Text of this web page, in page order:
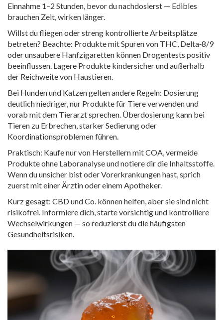
Einnahme 1–2 Stunden, bevor du nachdosierst — Edibles
brauchen Zeit, wirken länger.
Willst du fliegen oder streng kontrollierte Arbeitsplätze
betreten? Beachte: Produkte mit Spuren von THC, Delta‑8/9
oder unsaubere Hanfzigaretten können Drogentests positiv
beeinflussen. Lagere Produkte kindersicher und außerhalb
der Reichweite von Haustieren.
Bei Hunden und Katzen gelten andere Regeln: Dosierung
deutlich niedriger, nur Produkte für Tiere verwenden und
vorab mit dem Tierarzt sprechen. Überdosierung kann bei
Tieren zu Erbrechen, starker Sedierung oder
Koordinationsproblemen führen.
Praktisch: Kaufe nur von Herstellern mit COA, vermeide
Produkte ohne Laboranalyse und notiere dir die Inhaltsstoffe.
Wenn du unsicher bist oder Vorerkrankungen hast, sprich
zuerst mit einer Ärztin oder einem Apotheker.
Kurz gesagt: CBD und Co. können helfen, aber sie sind nicht
risikofrei. Informiere dich, starte vorsichtig und kontrolliere
Wechselwirkungen — so reduzierst du die häufigsten
Gesundheitsrisiken.